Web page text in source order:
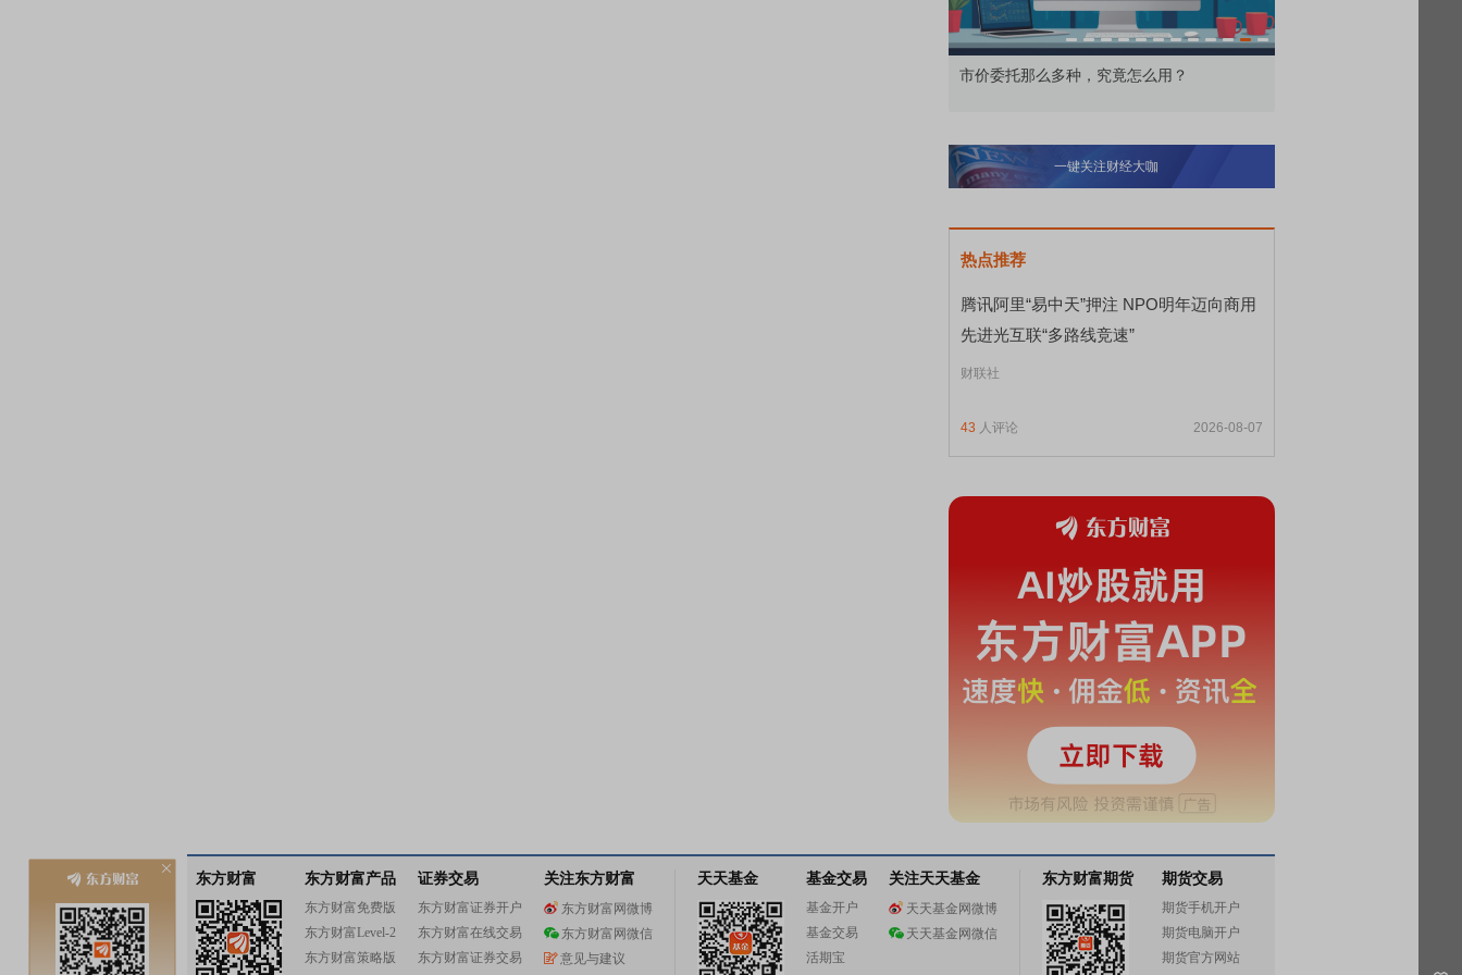
北交所顶格打新居然只能中碎股
一键关注财经大咖
热点推荐
腾讯阿里“易中天”押注 NPO明年迈向商用
先进光互联“多路线竞速”
财联社
43 人评论 2026-08-07
东方财富 东方财富产品
东方财富免费版
东方财富Level-2
东方财富策略版
证券交易
东方财富证券开户
东方财富在线交易
东方财富证券交易
关注东方财富
东方财富网微博
东方财富网微信
意见与建议
天天基金 基金交易
基金开户
基金交易
活期宝
关注天天基金
天天基金网微博
天天基金网微信
东方财富期货 期货交易
期货手机开户
期货电脑开户
期货官方网站